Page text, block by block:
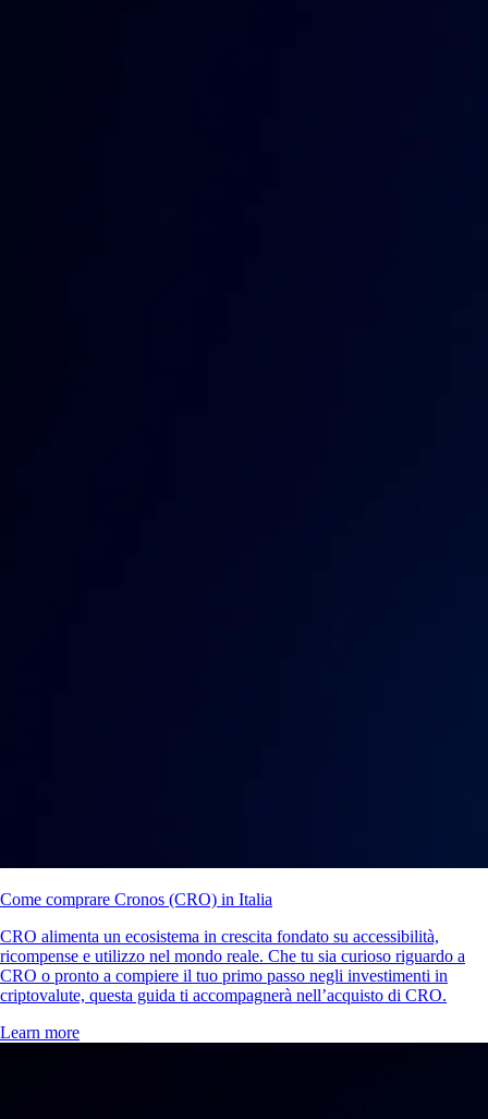
Come comprare Cronos (CRO) in Italia
CRO alimenta un ecosistema in crescita fondato su accessibilità,
ricompense e utilizzo nel mondo reale. Che tu sia curioso riguardo a
CRO o pronto a compiere il tuo primo passo negli investimenti in
criptovalute, questa guida ti accompagnerà nell’acquisto di CRO.
Learn more